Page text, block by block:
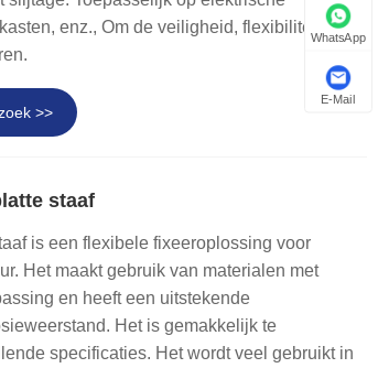
enz., Om de veiligheid, flexibiliteit en
>>
staaf
is een flexibele fixeeroplossing voor
Het maakt gebruik van materialen met
en heeft een uitstekende
Het is gemakkelijk te
specificaties. Het wordt veel gebruikt in
WhatsApp
E-Mail